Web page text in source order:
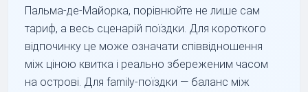
Пальма-де-Майорка, порівнюйте не лише сам
тариф, а весь сценарій поїздки. Для короткого
відпочинку це може означати співвідношення
між ціною квитка і реально збереженим часом
на острові. Для family-поїздки — баланс між